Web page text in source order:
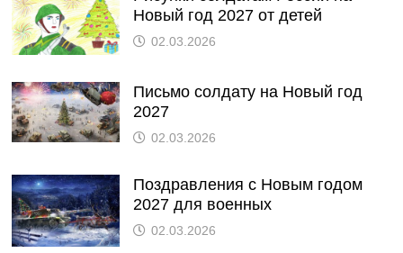
Новый год 2027 от детей
02.03.2026
Письмо солдату на Новый год
2027
02.03.2026
Поздравления с Новым годом
2027 для военных
02.03.2026